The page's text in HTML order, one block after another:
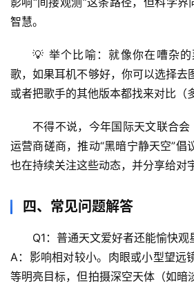
宇
宙
生
学
技
前
心
智慧。
💡 举个比喻：就像你在嘈杂
歌，如果耳机不够好，你可以选择去
或者把歌手的其他版本都找来对比（
不得不说，今年国际天文联合
运营商磋商，推动“黑暗宁静天空”倡
也在持续关注这些动态，并分享给对
四、常见问题解答
Q1：普通天文爱好者还能愉快观
A：影响相对较小。肉眼或小型望远
等明亮目标，但拍摄深空天体（如暗